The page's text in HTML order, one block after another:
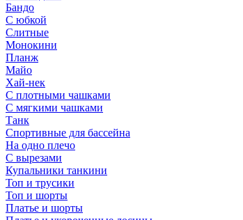
Бандо
С юбкой
Слитные
Монокини
Планж
Майо
Хай-нек
С плотными чашками
С мягкими чашками
Танк
Спортивные для бассейна
На одно плечо
С вырезами
Купальники танкини
Топ и трусики
Топ и шорты
Платье и шорты